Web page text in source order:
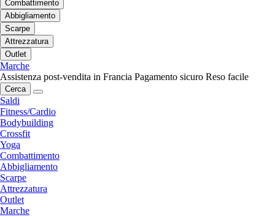
Combattimento
Abbigliamento
Scarpe
Attrezzatura
Outlet
Marche
Assistenza post-vendita in Francia Pagamento sicuro Reso facile
Cerca
Saldi
Fitness/Cardio
Bodybuilding
Crossfit
Yoga
Combattimento
Abbigliamento
Scarpe
Attrezzatura
Outlet
Marche